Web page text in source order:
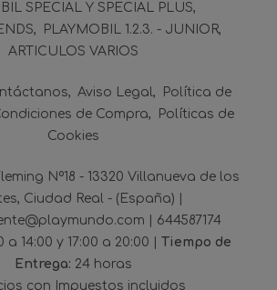
SPECIAL Y SPECIAL PLUS
PLAYMOBIL 1.2.3. - JUNIOR
ARTICULOS VARIOS
Aviso Legal
Política de
de Compra
Políticas de
Cookies
Nº18 - 13320 Villanueva de los
Ciudad Real - (España) |
|
644587174
a 14:00 y 17:00 a 20:00 | Tiempo de
Entrega: 24 horas
con Impuestos incluidos